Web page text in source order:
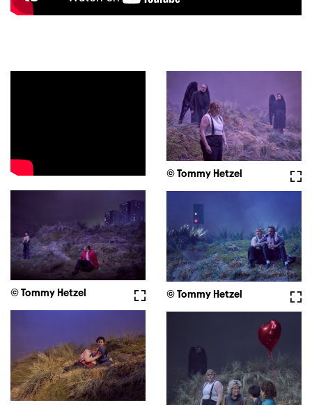
© Tommy Hetzel
Vollbild
© Tommy Hetzel © Tommy Hetzel